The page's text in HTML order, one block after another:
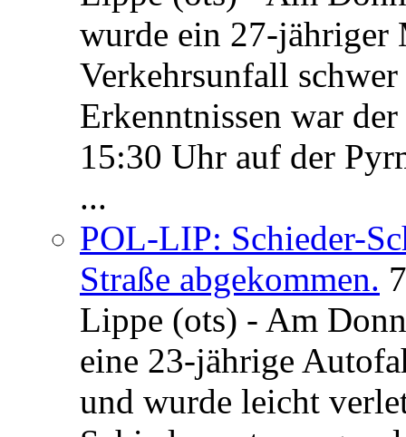
wurde ein 27-jähriger
Verkehrsunfall
Erkenntnissen war
15:30 Uhr auf der
...
POL-LIP: Schieder-
Straße abgekommen.
Lippe (ots) - Am
eine 23-jährige
und wurde leicht